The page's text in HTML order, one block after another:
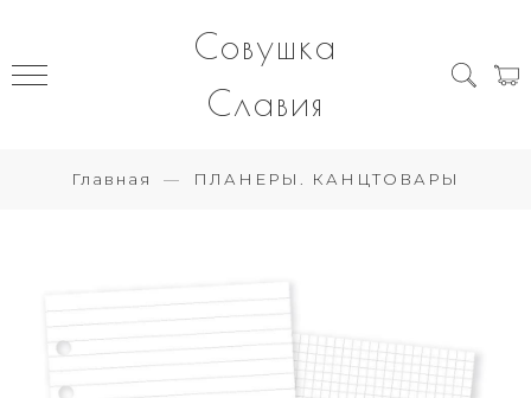
Совушка
Славия
Главная ПЛАНЕРЫ. КАНЦТОВАРЫ